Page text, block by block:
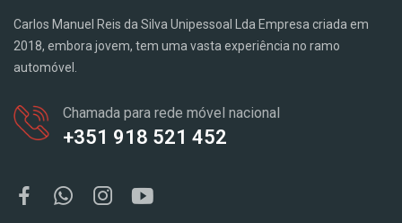
Carlos Manuel Reis da Silva Unipessoal Lda Empresa criada em
2018, embora jovem, tem uma vasta experiência no ramo
automóvel.
Chamada para rede móvel nacional
+351 918 521 452